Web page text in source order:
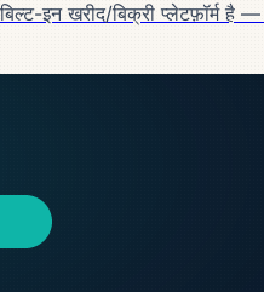
इन खरीद/बिक्री प्लेटफ़ॉर्म है